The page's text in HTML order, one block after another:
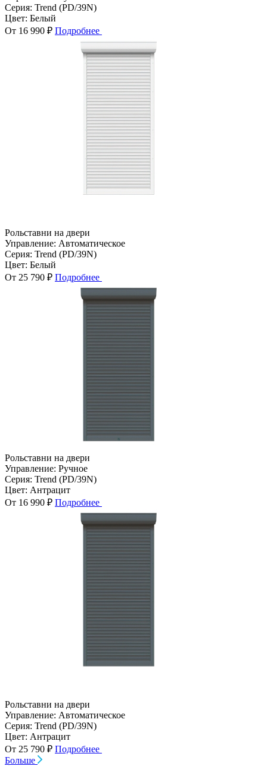
Серия: Trend (PD/39N)
Цвет: Белый
От 16 990 ₽ Подробнее
Рольставни на двери
Управление: Автоматическое
Серия: Trend (PD/39N)
Цвет: Белый
От 25 790 ₽ Подробнее
Рольставни на двери
Управление: Ручное
Серия: Trend (PD/39N)
Цвет: Антрацит
От 16 990 ₽ Подробнее
Рольставни на двери
Управление: Автоматическое
Серия: Trend (PD/39N)
Цвет: Антрацит
От 25 790 ₽ Подробнее
Больше